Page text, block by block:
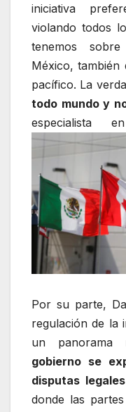
iniciativa
violando todos
tenemos
México,
pacífico. La
todo mundo y
especialista
Por su parte,
regulación de la
un panorama
gobierno se
disputas
donde las